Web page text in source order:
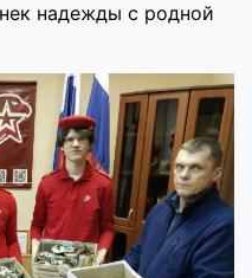
надежды с родной